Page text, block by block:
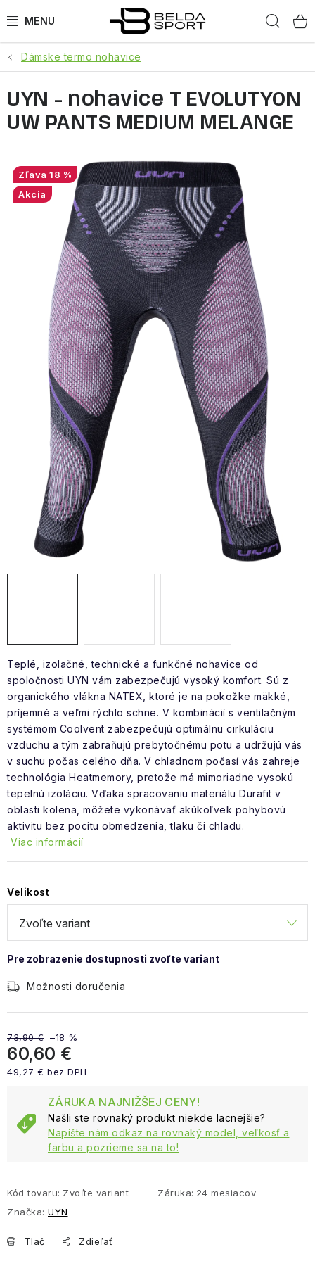
na
ŠPORTY
BEH
GOLDBERGH
OBLEČENIE
DOPLNKY
NAŠE SLUŽBY
VÝPREDAJ
ZNAČKY
Vrátenie a výmena Doprava a platba
Blog
Moja objednávka
Dámske termo nohavice
Teplé, izolačné, technické a funkčné nohavice od
spoločnosti UYN vám zabezpečujú vysoký komfort. Sú z
organického vlákna NATEX, ktoré je na pokožke mäkké,
príjemné a veľmi rýchlo schne. V kombinácií s ventilačným
systémom Coolvent zabezpečujú optimálnu cirkuláciu
vzduchu a tým zabraňujú prebytočnému potu a udržujú vás
v suchu počas celého dňa. V chladnom počasí vás zahreje
technológia Heatmemory, pretože má mimoriadne vysokú
tepelnú izoláciu. Vďaka spracovaniu materiálu Durafit v
oblasti kolena, môžete vykonávať akúkoľvek pohybovú
aktivitu bez pocitu obmedzenia, tlaku či chladu.
Viac informácií
Velikost
Možnosti doručenia
73,90 € –18 %
60,60 €
49,27 € bez DPH
ZÁRUKA NAJNIŽŠEJ CENY!
Našli ste rovnaký produkt niekde lacnejšie?
Napíšte nám odkaz na rovnaký model, veľkosť a
farbu a pozrieme sa na to!
Kód tovaru: Zvoľte variant Záruka: 24 mesiacov
Značka: UYN
Tlač Zdieľať
UYN - nohavice T EVOLUTYON
UW PANTS MEDIUM MELANGE
18 %
Akcia